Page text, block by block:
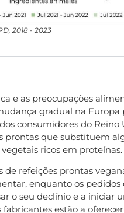
2018 - 2023
e as preocupações
gradual na Europa
consumidores do Reino
prontas que substituem
ricos em proteínas.
de refeições prontas
enquanto os pedidos
o seu declínio e a iniciar
fabricantes estão a